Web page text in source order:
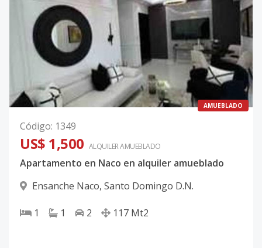
AMUEBLADO
Código: 1349
US$ 1,500 ALQUILERAMUEBLADO
Apartamento en Naco en alquiler amueblado
Ensanche Naco, Santo Domingo D.N.
1 1 2 117 Mt2